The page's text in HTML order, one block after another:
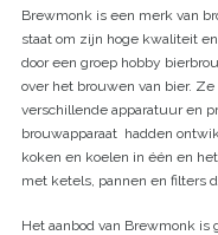
i
e
.
n
l
Brewmonk is een merk van
staat om zijn hoge kwaliteit
door een groep hobby
over het brouwen van bier.
verschillende apparatuur en
brouwapparaat hadden
koken en koelen in één en
met ketels, pannen en filters
Het aanbod van Brewmonk